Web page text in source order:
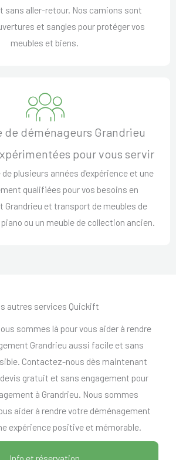
sans aller-retour. Nos camions sont
et sangles pour protéger vos
meubles et biens.
de déménageurs Grandrieu
pour vous servir
plusieurs années d'expérience et une
qualifiées pour vos besoins en
Grandrieu et transport de meubles de
ou un meuble de collection ancien.
autres services Quickift
sommes là pour vous aider à rendre
Grandrieu aussi facile et sans
Contactez-nous dès maintenant
gratuit et sans engagement pour
à Grandrieu. Nous sommes
aider à rendre votre déménagement
expérience positive et mémorable.